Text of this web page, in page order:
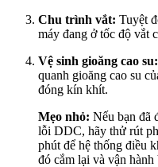
Chu trình vắt: Tuyệt
máy đang ở tốc độ vắt
Vệ sinh gioăng cao su:
quanh gioăng cao su
đóng kín khít.
Mẹo nhỏ: Nếu bạn đã
lỗi DDC, hãy thử rút
phút để hệ thống điều
đó cắm lại và vận